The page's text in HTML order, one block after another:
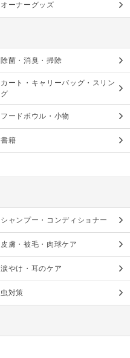
オーナーグッズ
除菌・消臭・掃除
カート・キャリーバッグ・スリン
グ
フードボウル・小物
書籍
シャンプー・コンディショナー
皮膚・被毛・肉球ケア
涙やけ・耳のケア
虫対策